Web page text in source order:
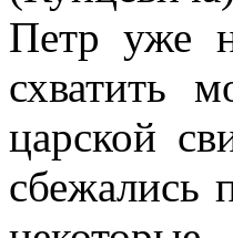
Петр уже
схватить
царской
сбежались